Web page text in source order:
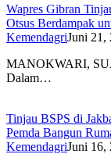
Wapres Gibran
Otsus Berdampak
KemendagriJuni 21,
MANOKWARI,
Dalam…
Tinjau BSPS di
Pemda Bangun
KemendagriJuni 16,